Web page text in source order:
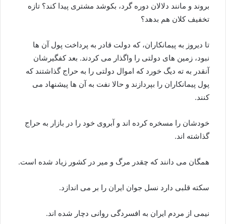
بروند و مانند دلالان دوره گرد، بکوشد مشتری پیدا کند؟ تازه
تخفیف کلان هم بدهد؟
تا دیروز به پیمانکاران، که دولت قادر به پرداخت پول آن ها
نبود، زمین های دولتی را واگذار می کردند. بعد کفگیرشان
آنقدر به ته دیگ خورد که اموال دولتی را به حراج گذاشتند که
پول پیمانکاران را بپردازند و حالا نفت به آن ها پیشنهاد می
کنند.
خودشان را مسخره کرده اند و آبروی خود را در بازار به حراج
گذاشته اند.
همگان می دانند که چقدر مرگ و میر در کشور زیاد شده است.
سکته قلبی دارد نسل جوان ایران را بر می اندازد.
نیمی از مردم ایران به افسردگی روانی دچار شده اند.